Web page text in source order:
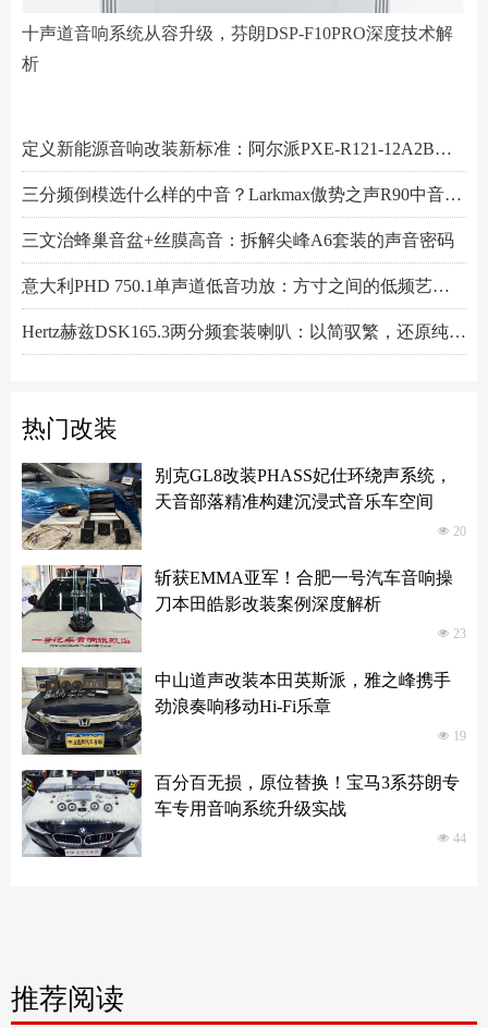
热门改装
别克GL8改装PHASS妃仕环绕声系统，
天音部落精准构建沉浸式音乐车空间
넶 20
斩获EMMA亚军！合肥一号汽车音响操
刀本田皓影改装案例深度解析
넶 23
中山道声改装本田英斯派，雅之峰携手
劲浪奏响移动Hi-Fi乐章
넶 19
百分百无损，原位替换！宝马3系芬朗专
车专用音响系统升级实战
넶 44
推荐阅读
十声道音响系统从容升级，芬朗DSP-F10PRO深度技术解
析
三文治蜂巢音盆+丝膜高音：拆解尖峰A6套装的声音密码